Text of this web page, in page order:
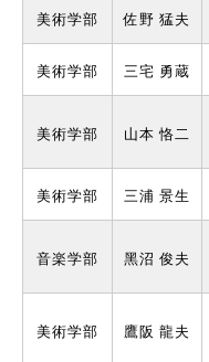
美術学部 佐野 猛夫
美術学部 三宅 勇蔵
美術学部 ⼭本 恪⼆
美術学部 三浦 景⽣
音楽学部 ⿊沼 俊夫
美術学部 鷹阪 ⿓夫